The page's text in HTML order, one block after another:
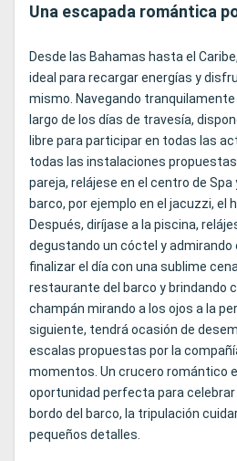
Una escapada romántica
Desde las Bahamas hasta el
ideal para recargar energías y
mismo. Navegando
largo de los días de travesía,
libre para participar en todas las
todas las instalaciones propuestas
pareja, relájese en el centro de Spa
barco, por ejemplo en el jacuzzi, el
Después, diríjase a la piscina,
degustando un cóctel y admirando
finalizar el día con una sublime
restaurante del barco y brindando
champán mirando a los ojos a la
siguiente, tendrá ocasión de
escalas propuestas por la
momentos. Un crucero romántico
oportunidad perfecta para celebrar
bordo del barco, la tripulación
pequeños detalles.